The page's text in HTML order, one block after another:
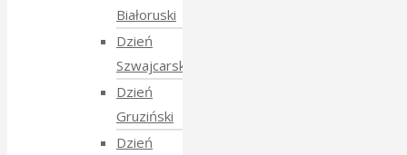
Białoruski
Dzień
Szwajcarski
Dzień
Gruziński
Dzień